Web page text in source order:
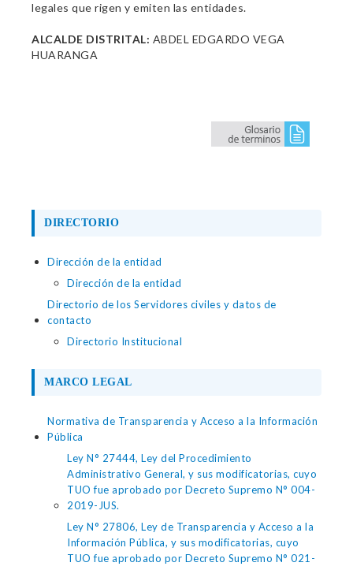
legales que rigen y emiten las entidades.
ALCALDE DISTRITAL: ABDEL EDGARDO VEGA
HUARANGA
DIRECTORIO
Dirección de la entidad
Dirección de la entidad
Directorio de los Servidores civiles y datos de
contacto
Directorio Institucional
MARCO LEGAL
Normativa de Transparencia y Acceso a la Información
Pública
Ley N° 27444, Ley del Procedimiento
Administrativo General, y sus modificatorias, cuyo
TUO fue aprobado por Decreto Supremo N° 004-
2019-JUS.
Ley N° 27806, Ley de Transparencia y Acceso a la
Información Pública, y sus modificatorias, cuyo
TUO fue aprobado por Decreto Supremo N° 021-